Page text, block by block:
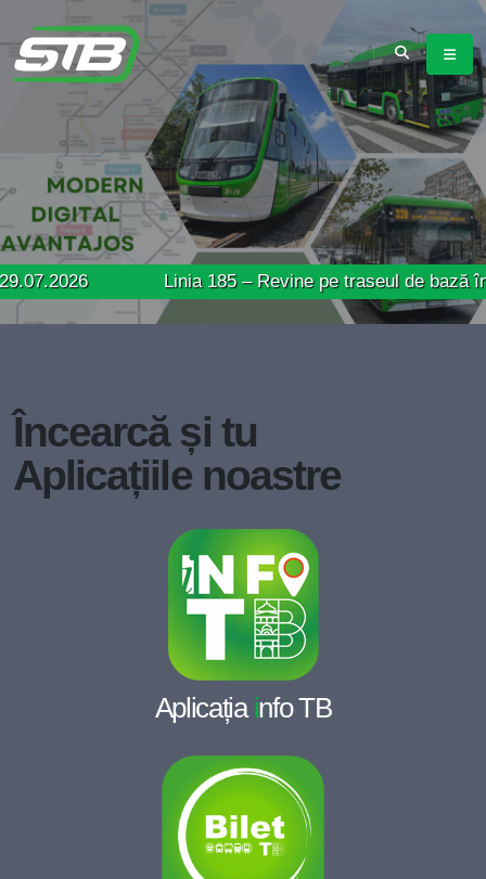
Linia 185 – Revine pe traseul de bază între
Încearcă și tu
Aplicațiile noastre
Aplicația info TB